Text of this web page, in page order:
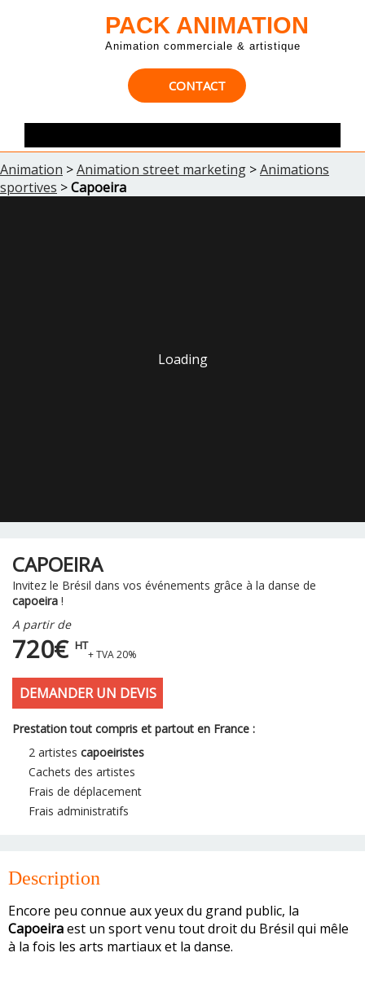
PACK ANIMATION
Animation commerciale & artistique
CONTACT
Animation >Animation street marketing >Animations
sportives >Capoeira
Loading
CAPOEIRA
Invitez le Brésil dans vos événements grâce à la danse de
capoeira !
A partir de
720€ HT
+ TVA 20%
DEMANDER UN DEVIS
Prestation tout compris et partout en France :
2 artistes capoeiristes
Cachets des artistes
Frais de déplacement
Frais administratifs
Description
Encore peu connue aux yeux du grand public, la
Capoeiraest un sport venu tout droit du Brésil qui mêle
à la fois les arts martiaux et la danse.